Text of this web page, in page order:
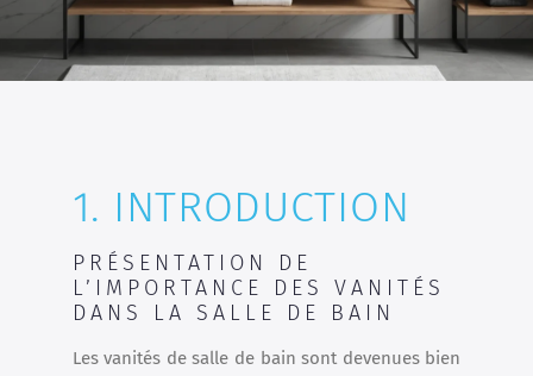
1. INTRODUCTION
PRÉSENTATION DE
L’IMPORTANCE DES VANITÉS
DANS LA SALLE DE BAIN
Les vanités de salle de bain sont devenues bien